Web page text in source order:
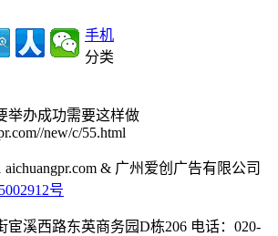
手机
分类
举办成功需要这样做
new/c/55.html
aichuangpr.com & 广州爱创广告有限公司
号
宦溪西路东英商务园D栋206 电话：020-